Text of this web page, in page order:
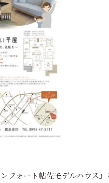
ォート帖佐モデルハウス』